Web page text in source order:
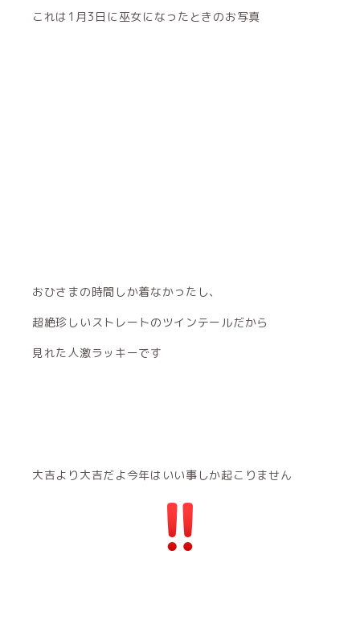
これは1月3日に巫女になったときのお写真
おひさまの時間しか着なかったし、
超絶珍しいストレートのツインテールだから
見れた人激ラッキーです
大吉より大吉だよ今年はいい事しか起こりません